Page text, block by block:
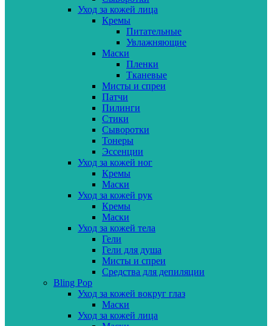
Уход за кожей лица
Кремы
Питательные
Увлажняющие
Маски
Пленки
Тканевые
Мисты и спреи
Патчи
Пилинги
Стики
Сыворотки
Тонеры
Эссенции
Уход за кожей ног
Кремы
Маски
Уход за кожей рук
Кремы
Маски
Уход за кожей тела
Гели
Гели для душа
Мисты и спреи
Средства для депиляции
Bling Pop
Уход за кожей вокруг глаз
Маски
Уход за кожей лица